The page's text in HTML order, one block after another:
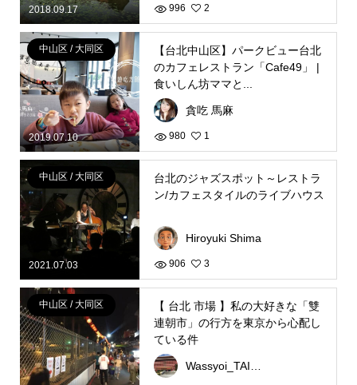
2018.09.17 996 2
2019.07.10
中山区 / 大同区
【台北中山区】パークビュー台北
のカフェレストラン「Cafe49」 |
食いしん坊ママと...
貪吃 馬麻
980 1
2021.07.03
中山区 / 大同区
台北のジャズスポット～レストラ
ン/カフェスタイルのライブハウス
Hiroyuki Shima
906 3
中山区 / 大同区
【 台北 市場 】私の大好きな「雙
連朝市」の行方を東京から心配し
ている件